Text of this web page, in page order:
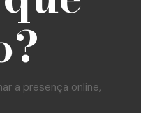
a presença online,